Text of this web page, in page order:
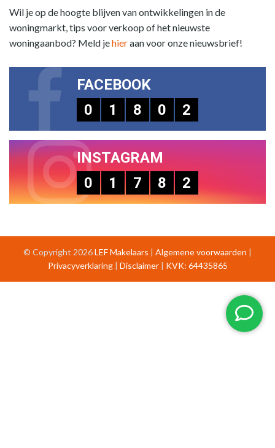
Wil je op de hoogte blijven van ontwikkelingen in de
woningmarkt, tips voor verkoop of het nieuwste
woningaanbod? Meld jehieraan voor onze nieuwsbrief!
FACEBOOK
0
1 8 0 2
INSTAGRAM
0
1 7 8 2
© Copyright 2026LEF Makelaars | Algemene voorwaarden |
Privacyverklaring| Disclaimer| KVK: 64435865